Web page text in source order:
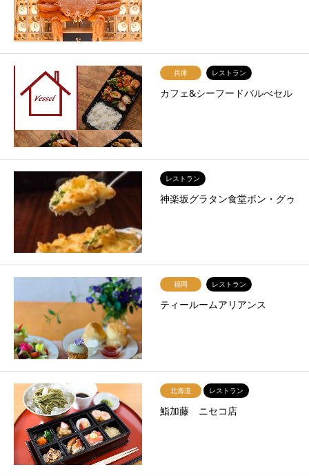
兵庫 レストラン
カフェ&シーフードバルべセル
レストラン
神楽坂グラタン食堂ボン・グゥ
福岡 レストラン
ティールームアリアンス
北海道 レストラン
鮨加藤 ニセコ店